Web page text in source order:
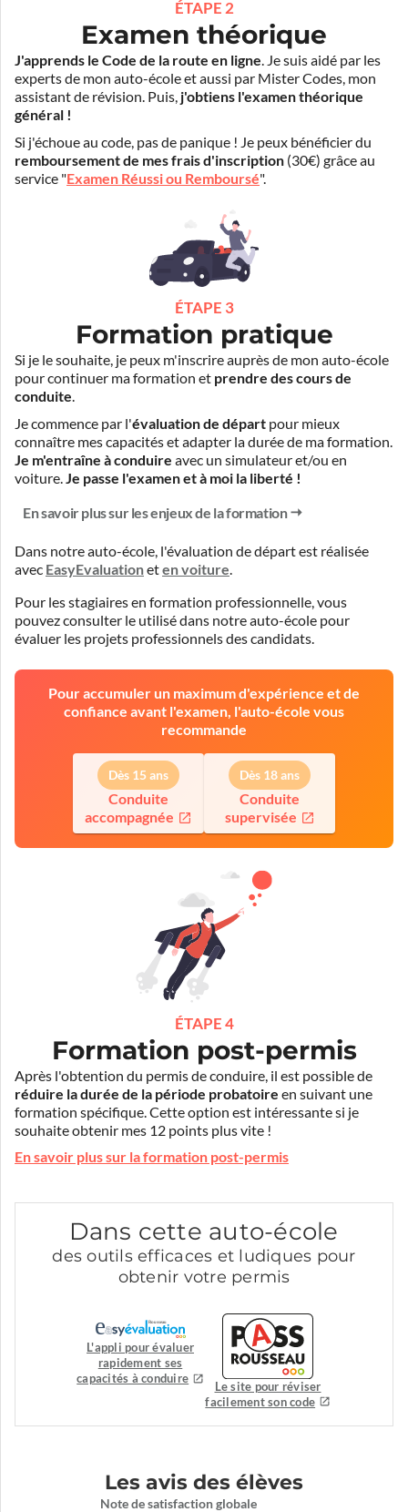
ÉTAPE 2
Examen théorique
J'apprends le Code de la route en ligne. Je suis aidé par les
experts de mon auto-école et aussi par Mister Codes, mon
assistant de révision. Puis, j'obtiens l'examen théorique
général !
Si j'échoue au code, pas de panique ! Je peux bénéficier du
remboursement de mes frais d'inscription (30€) grâce au
service "Examen Réussi ou Remboursé".
ÉTAPE 3
Formation pratique
Si je le souhaite, je peux m'inscrire auprès de mon auto-école
pour continuer ma formation et prendre des cours de
conduite.
Je commence par l'évaluation de départ pour mieux
connaître mes capacités et adapter la durée de ma formation.
Je m'entraîne à conduire avec un simulateur et/ou en
voiture. Je passe l'examen et à moi la liberté !
En savoir plus sur les enjeux de la formation
Dans notre auto-école, l'évaluation de départ est réalisée
avec EasyEvaluationeten voiture
Pour les stagiaires en formation professionnelle, vous
pouvez consulter le utilisé dans notre auto-école pour
évaluer les projets professionnels des candidats.
Pour accumuler un maximum d'expérience et de
confiance avant l'examen, l'auto-école vous
recommande
Dès 15 ans
Conduite
accompagnée
Dès 18 ans
Conduite
supervisée
ÉTAPE 4
Formation post-permis
Après l'obtention du permis de conduire, il est possible de
réduire la durée de la période probatoire en suivant une
formation spécifique. Cette option est intéressante si je
souhaite obtenir mes 12 points plus vite !
En savoir plus sur la formation post-permis
Dans cette auto-école
des outils efficaces et ludiques pour
obtenir votre permis
L'appli pour évaluer
rapidement ses
capacités à conduire
Le site pour réviser
facilement son code
Les avis des élèves
Note de satisfaction globale